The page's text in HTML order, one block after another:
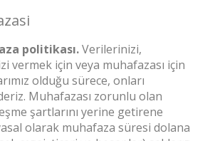
politikası.Verilerinizi,
vermek için veya muhafazası için
olduğu sürece, onları
Muhafazası zorunlu olan
şartlarını yerine getirene
olarak muhafaza süresi dolana